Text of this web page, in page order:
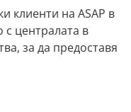
клиенти на ASAP в
централата в
за да предоставя